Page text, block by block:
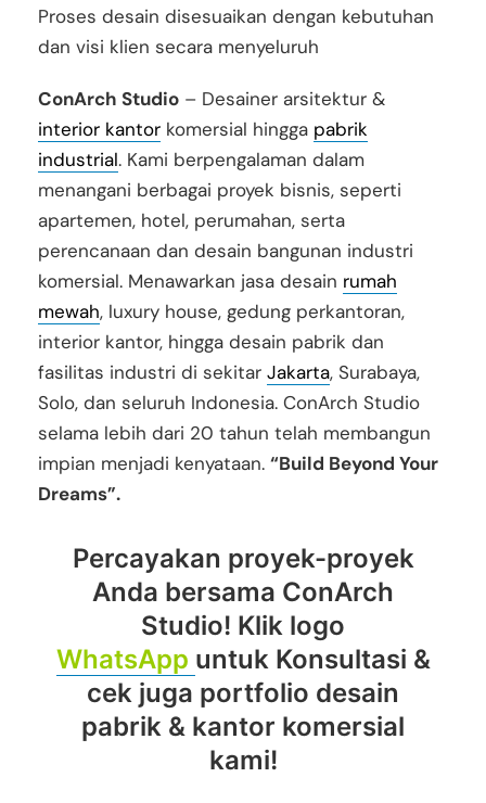
Proses desain disesuaikan dengan kebutuhan
dan visi klien secara menyeluruh
ConArch Studio – Desainer arsitektur &
interior kantor komersial hingga pabrik
industrial. Kami berpengalaman dalam
menangani berbagai proyek bisnis, seperti
apartemen, hotel, perumahan, serta
perencanaan dan desain bangunan industri
komersial. Menawarkan jasa desain rumah
mewah, luxury house, gedung perkantoran,
interior kantor, hingga desain pabrik dan
fasilitas industri di sekitar Jakarta, Surabaya,
Solo, dan seluruh Indonesia. ConArch Studio
selama lebih dari 20 tahun telah membangun
impian menjadi kenyataan. “Build Beyond Your
Dreams”.
Percayakan proyek-proyek
Anda bersama ConArch
Studio! Klik logo
WhatsApp untuk Konsultasi &
cek juga portfolio desain
pabrik & kantor komersial
kami!